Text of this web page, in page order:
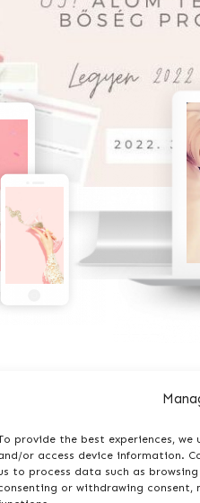
provide the best experiences,
or access device information.
to process data such as
or withdrawing consent,